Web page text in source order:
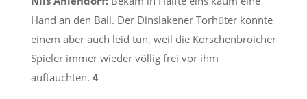
Hand an den Ball. Der Dinslakener Torhüter konnte
einem aber auch leid tun, weil die Korschenbroicher
Spieler immer wieder völlig frei vor ihm
auftauchten. 4